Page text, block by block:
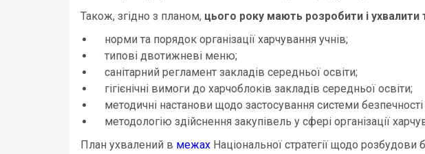
Також, згідно з планом, цього року мають розробити і ухвалити
норми та порядок організації харчування учнів;
типові двотижневі меню;
санітарний регламент закладів середньої освіти;
гігієнічні вимоги до харчоблоків закладів середньої освіти;
методичні настанови щодо застосування системи
методологію здійснення закупівель у сфері організації
План ухвалений в межах Національної стратегії щодо